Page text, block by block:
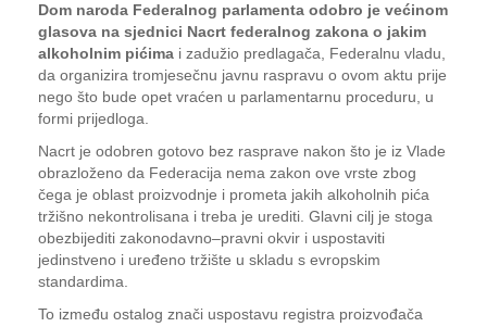
Dom naroda Federalnog parlamenta odobro je većinom
glasova na sjednici Nacrt federalnog zakona o jakim
alkoholnim pićima i zadužio predlagača, Federalnu vladu,
da organizira tromjesečnu javnu raspravu o ovom aktu prije
nego što bude opet vraćen u parlamentarnu proceduru, u
formi prijedloga.
Nacrt je odobren gotovo bez rasprave nakon što je iz Vlade
obrazloženo da Federacija nema zakon ove vrste zbog
čega je oblast proizvodnje i prometa jakih alkoholnih pića
tržišno nekontrolisana i treba je urediti. Glavni cilj je stoga
obezbijediti zakonodavno–pravni okvir i uspostaviti
jedinstveno i uređeno tržište u skladu s evropskim
standardima.
To između ostalog znači uspostavu registra proizvođača